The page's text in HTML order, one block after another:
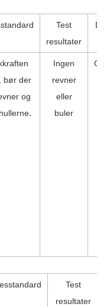
Test
resultater
bør der
og
.
Ingen
revner
eller
buler
Test
resultater